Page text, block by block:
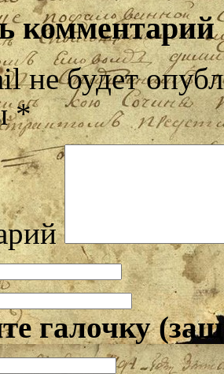
комментарий
не будет
*
галочку